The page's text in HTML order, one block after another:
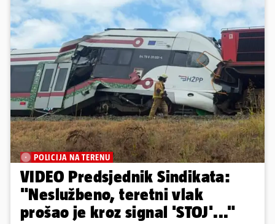
POLICIJA NA TERENU
VIDEO Predsjednik Sindikata:
"Neslužbeno, teretni vlak
prošao je kroz signal 'STOJ'..."